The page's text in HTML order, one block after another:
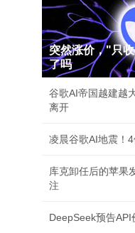
突然涨价，"只
了吗
谷歌AI帝国越建越
离开
凌晨谷歌AI地震！
库克卸任后的苹果
注
DeepSeek预告API